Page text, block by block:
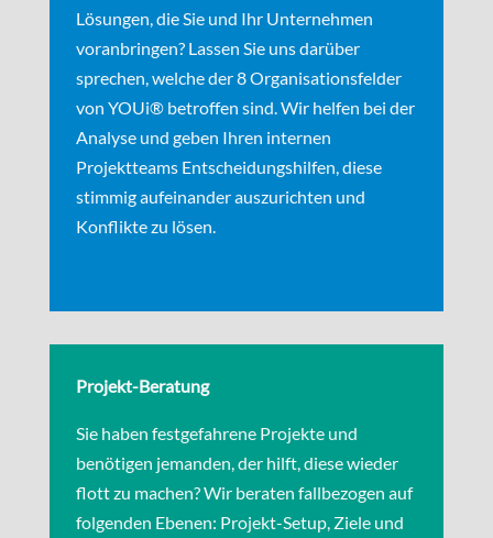
Lösungen, die Sie und Ihr Unternehmen
voranbringen? Lassen Sie uns darüber
sprechen, welche der 8 Organisationsfelder
von YOUi® betroffen sind. Wir helfen bei der
Analyse und geben Ihren internen
Projektteams Entscheidungshilfen, diese
stimmig aufeinander auszurichten und
Konflikte zu lösen.
Projekt-Beratung
Sie haben festgefahrene Projekte und
benötigen jemanden, der hilft, diese wieder
flott zu machen? Wir beraten fallbezogen auf
folgenden Ebenen: Projekt-Setup, Ziele und